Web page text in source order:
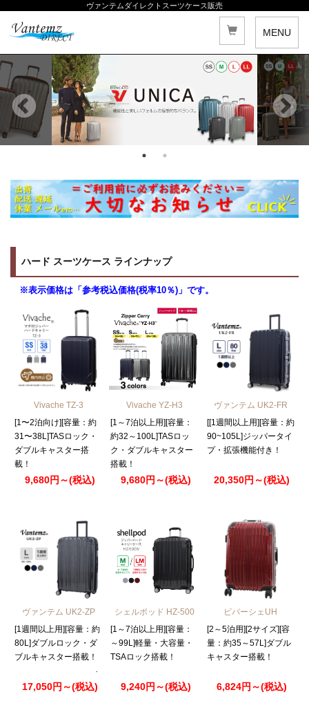
ヴァンテムダイレクトスーツケース販売
MENU
ハード スーツケース ラインナップ
※表示価格は「参考税込価格(税率10％)」です。
Vivache TZ-3
[1〜2泊向け][容量：約
31〜38L]TASロック・
ダブルキャスター搭
載！
9,680円～(税込)
Vivache YZ-H3
[1～7泊以上用][容量：
約32～100L]TASロッ
ク・ダブルキャスター
搭載！
9,680円～(税込)
ヴァンテム UK2-FR
[[1週間以上用][容量：約
90~105L]ジッパータイ
プ・拡張機能付き！
20,350円～(税込)
ヴァンテム UK2-ZP
[1週間以上用][容量：約
80L]ダブルロック・ダ
ブルキャスター搭載！
17,050円～(税込)
シェルポッド HZ-500
[1～7泊以上用][容量：
～99L]軽量・大容量・
TSAロック搭載！
9,240円～(税込)
ビバーシェUH
[2～5泊用][2サイズ][容
量：約35～57L]ダブル
キャスター搭載！
6,824円～(税込)